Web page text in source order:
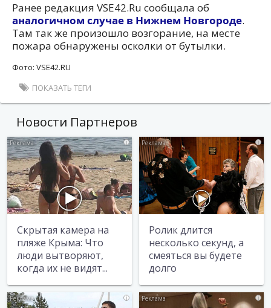
Ранее редакция VSE42.Ru сообщала об
аналогичном случае в Нижнем Новгороде.
Там так же произошло возгорание, на месте
пожара обнаружены осколки от бутылки.
Фото: VSE42.RU
ПОКАЗАТЬ ТЕГИ
Новости Партнеров
i
Скрытая камера на
пляже Крыма: Что
люди вытворяют,
когда их не видят...
i
Ролик длится
несколько секунд, а
смеяться вы будете
долго
i i